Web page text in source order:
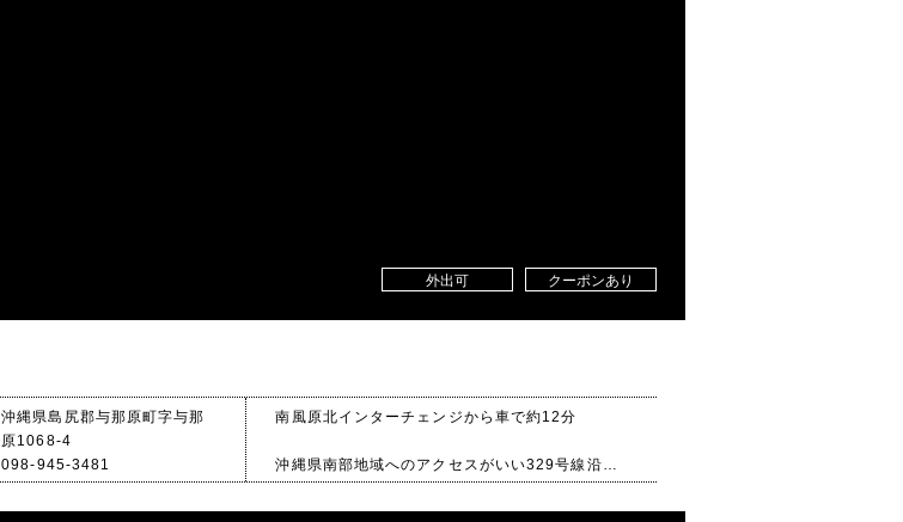
外出可 クーポンあり
沖縄県島尻郡与那原町字与那
原1068-4
098-945-3481
南風原北インターチェンジから車で約12分
沖縄県南部地域へのアクセスがいい329号線沿い
表の入口の他に裏口からも入ることができます。